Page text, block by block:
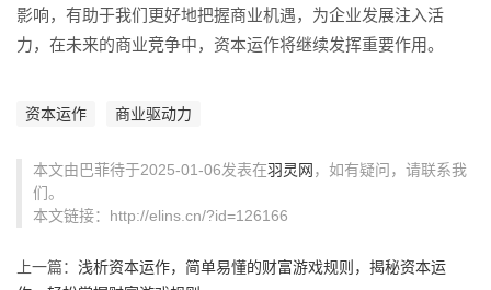
影响，有助于我们更好地把握商业机遇，为企业发展注入活
力，在未来的商业竞争中，资本运作将继续发挥重要作用。
资本运作 商业驱动力
本文由巴菲待于2025-01-06发表在羽灵网 ，如有疑问，请联系我
们。
本文链接：http://elins.cn/?id=126166
上一篇： 浅析资本运作，简单易懂的财富游戏规则，揭秘资本运